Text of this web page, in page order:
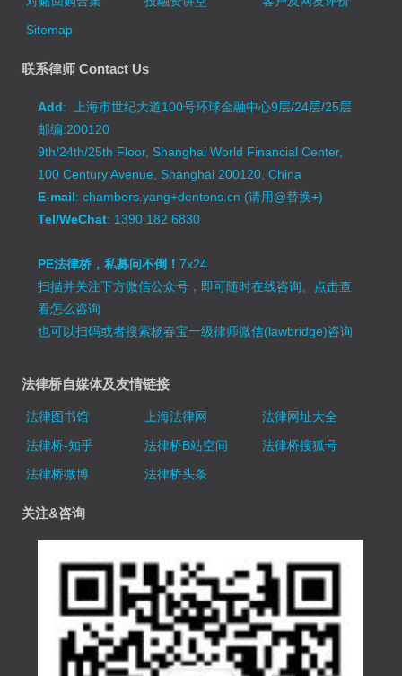
Sitemap
联系律师 Contact Us
Add: 上海市世纪大道100号环球金融中心9层/24层/25层
邮编:200120
9th/24th/25th Floor, Shanghai World Financial Center,
100 Century Avenue, Shanghai 200120, China
E-mail: chambers.yang+dentons.cn (请用@替换+)
Tel/WeChat: 1390 182 6830
PE法律桥，私募问不倒！7x24
扫描并关注下方微信公众号，即可随时在线咨询。 点击查
看怎么咨询
也可以扫码或者搜索杨春宝一级律师微信(lawbridge)咨询
法律桥自媒体及友情链接
法律图书馆 上海法律网
法律网址大全
法律桥-知乎
法律桥B站空间
法律桥搜狐号
法律桥微博
法律桥头条
关注&咨询